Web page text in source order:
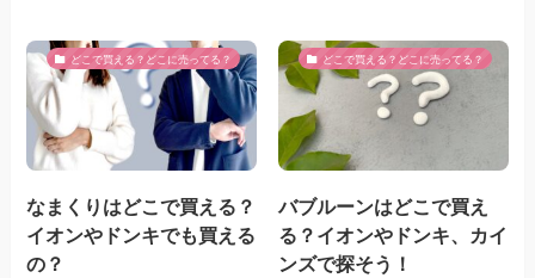
どこで買える？どこに売ってる？
なまくりはどこで買える？
イオンやドンキでも買える
の？
どこで買える？どこに売ってる？
バブルーンはどこで買え
る？イオンやドンキ、カイ
ンズで探そう！